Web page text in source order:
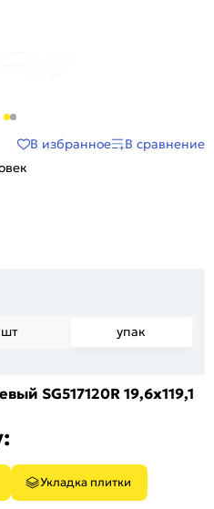
В избранное
В сравнение
шт
упак
SG517120R 19,6х119,1
Укладка плитки